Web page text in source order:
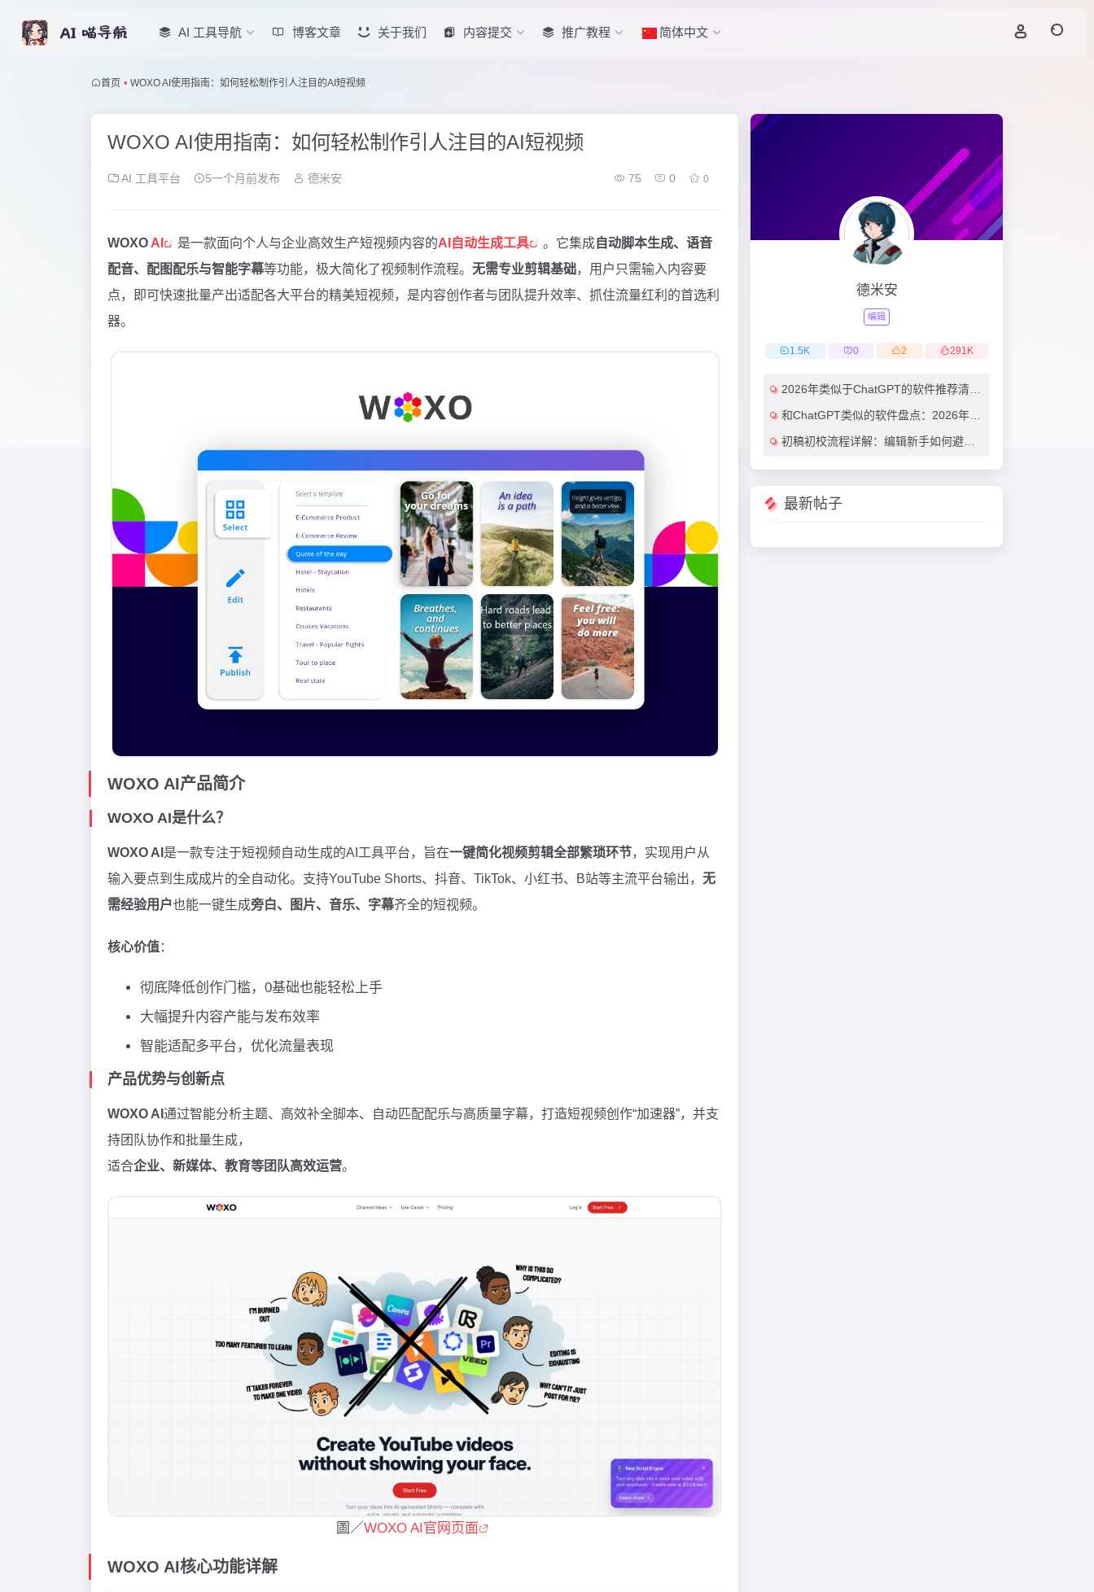
AI 工具导航 博客文章 关于我们 内容提交 推广教程 简体中文
首页 • WOXO AI使用指南：如何轻松制作引人注目的AI短视频
WOXO AI使用指南：如何轻松制作引人注目的AI短视频
AI 工具平台 5一个月前发布 德米安 75 0 0
WOXO AI 是一款面向个人与企业高效生产短视频内容的AI自动生成工具 。它集成自动脚本生成、语音
配音、配图配乐与智能字幕等功能，极大简化了视频制作流程。 无需专业剪辑基础，用户只需输入内容要
点，即可快速批量产出适配各大平台的精美短视频，是内容创作者与团队提升效率、抓住流量红利的首选利
器。
WOXO AI产品简介
WOXO AI是什么？
WOXO AI 是一款专注于短视频自动生成的AI工具平台，旨在一键简化视频剪辑全部繁琐环节，实现用户从
输入要点到生成成片的全自动化。支持YouTube Shorts、抖音、TikTok、小红书、B站等主流平台输出， 无
需经验用户也能一键生成旁白、图片、音乐、字幕齐全的短视频。
核心价值：
彻底降低创作门槛，0基础也能轻松上手
大幅提升内容产能与发布效率
智能适配多平台，优化流量表现
产品优势与创新点
WOXO AI 通过智能分析主题、高效补全脚本、自动匹配配乐与高质量字幕，打造短视频创作“加速器”，并支
持团队协作和批量生成，
适合企业、新媒体、教育等团队高效运营。
圖／WOXO AI官网页面
WOXO AI核心功能详解
德米安
编辑
1.5K 0 2 291K
2026年类似于ChatGPT的软件推荐清单：7款效率翻倍的AI对话工具（免费与付费对比）
和ChatGPT类似的软件盘点：2026年最值得尝试的7大AI对话工具推荐
初稿初校流程详解：编辑新手如何避免常见错误（附实用AI工具推荐）
最新帖子